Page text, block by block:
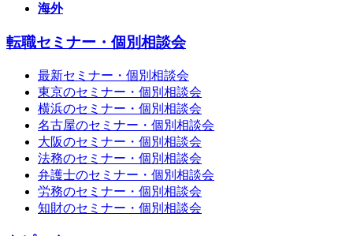
海外
転職セミナー・個別相談会
最新セミナー・個別相談会
東京のセミナー・個別相談会
横浜のセミナー・個別相談会
名古屋のセミナー・個別相談会
大阪のセミナー・個別相談会
法務のセミナー・個別相談会
弁護士のセミナー・個別相談会
労務のセミナー・個別相談会
知財のセミナー・個別相談会